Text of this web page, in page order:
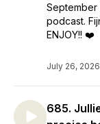
podcast.
ENJOY!! ❤️
July 26, 2026
685.